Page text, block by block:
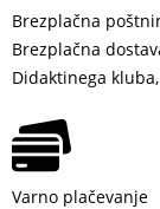
Brezplačna
Brezplačna
Didaktinega
Varno plačevanje